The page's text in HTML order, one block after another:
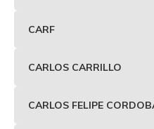
CARF
CARLOS CARRILLO
CARLOS FELIPE